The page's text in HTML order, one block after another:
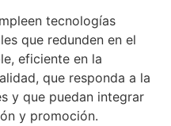
tecnologías
que redunden en el
eficiente en la
que responda a la
y que puedan integrar
y promoción.